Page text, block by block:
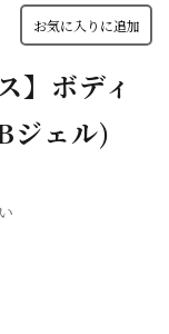
お気に入りに追加
】ボディ
ジェル)